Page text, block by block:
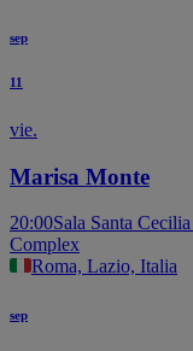
sep
11
vie.
Marisa Monte
20:00Sala Santa
Complex
Roma, Lazio, Italia
sep